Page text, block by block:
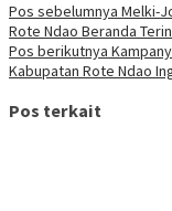
Pos sebelumnya Melki-
Rote Ndao Beranda
Pos berikutnya
Kabupatan Rote Ndao
Pos terkait